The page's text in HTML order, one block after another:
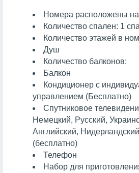
Номера расположены на
Количество спален: 1
Количество этажей в
Душ
Количество балконов:
Балкон
Кондиционер с
управлением (Бесплатно)
Спутниковое
Немецкий, Русский,
Английский,
(бесплатно)
Телефон
Набор для